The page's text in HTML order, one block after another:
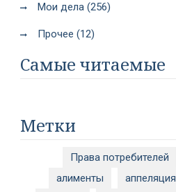
Мои дела (256)
Прочее (12)
Самые читаемые
Метки
Права потребителей
алименты
аппеляция